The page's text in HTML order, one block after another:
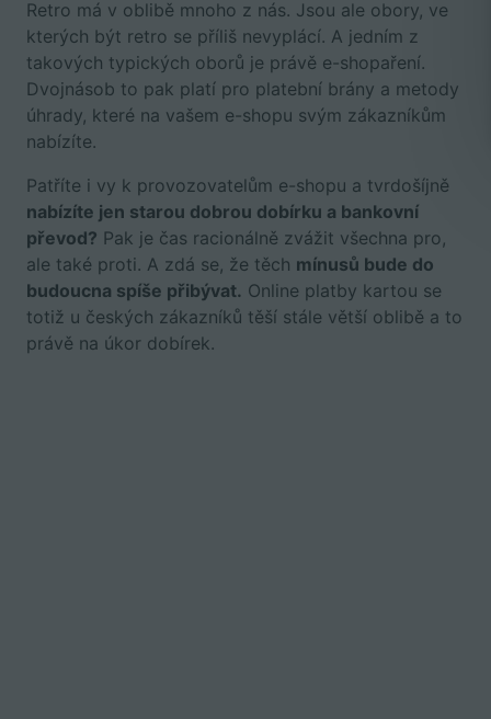
Retro má v oblibě mnoho z nás. Jsou ale obory, ve
kterých být retro se příliš nevyplácí. A jedním z
takových typických oborů je právě e-shopaření.
Dvojnásob to pak platí pro platební brány a metody
úhrady, které na vašem e-shopu svým zákazníkům
nabízíte.
Patříte i vy k provozovatelům e-shopu a tvrdošíjně
nabízíte jen starou dobrou dobírku a bankovní
převod? Pak je čas racionálně zvážit všechna pro,
ale také proti. A zdá se, že těch mínusů bude do
budoucna spíše přibývat. Online platby kartou se
totiž u českých zákazníků těší stále větší oblibě a to
právě na úkor dobírek.